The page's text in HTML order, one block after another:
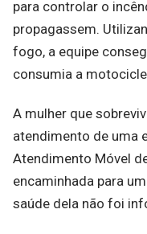
para controlar o
propagassem.
fogo, a equipe
consumia a
A mulher que
atendimento de uma
Atendimento Móvel
encaminhada para
saúde dela não foi